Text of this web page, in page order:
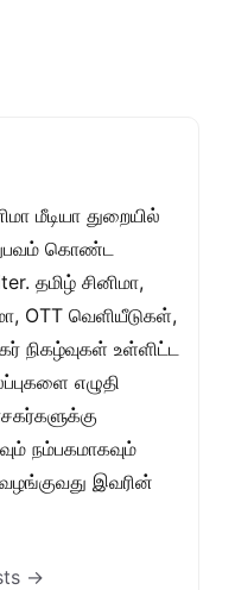
மீடியா துறையில்
கொண்ட
தமிழ் சினிமா,
OTT வெளியீடுகள்,
நிகழ்வுகள் உள்ளிட்ட
எழுதி
நம்பகமாகவும்
இவரின்
→